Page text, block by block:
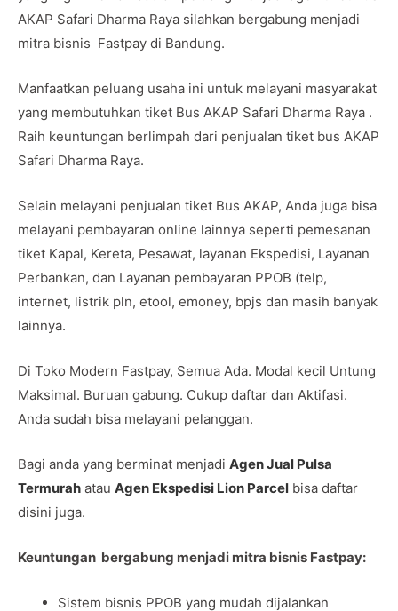
AKAP Safari Dharma Raya silahkan bergabung menjadi
mitra bisnis Fastpay di Bandung.
Manfaatkan peluang usaha ini untuk melayani masyarakat
yang membutuhkan tiket Bus AKAP Safari Dharma Raya .
Raih keuntungan berlimpah dari penjualan tiket bus AKAP
Safari Dharma Raya.
Selain melayani penjualan tiket Bus AKAP, Anda juga bisa
melayani pembayaran online lainnya seperti pemesanan
tiket Kapal, Kereta, Pesawat, layanan Ekspedisi, Layanan
Perbankan, dan Layanan pembayaran PPOB (telp,
internet, listrik pln, etool, emoney, bpjs dan masih banyak
lainnya.
Di Toko Modern Fastpay, Semua Ada. Modal kecil Untung
Maksimal. Buruan gabung. Cukup daftar dan Aktifasi.
Anda sudah bisa melayani pelanggan.
Bagi anda yang berminat menjadi Agen Jual Pulsa
Termurah atau Agen Ekspedisi Lion Parcel bisa daftar
disini juga.
Keuntungan bergabung menjadi mitra bisnis Fastpay:
Sistem bisnis PPOB yang mudah dijalankan